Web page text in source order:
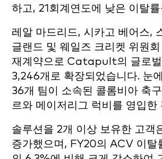
하고, 21회계연도에 낮은 이탈
레알 마드리드, 시카고 베어스,
글랜드 및 웨일즈 크리켓 위원
재계약으로 Catapult의 글로벌
3,246개로 확장되었습니다. 눈
36개 팀이 소속된 콜롬비아 축
르와 메이저리그 럭비를 영입한
솔루션을 2개 이상 보유한 고객
증가했으며, FY20의 ACV 이탈